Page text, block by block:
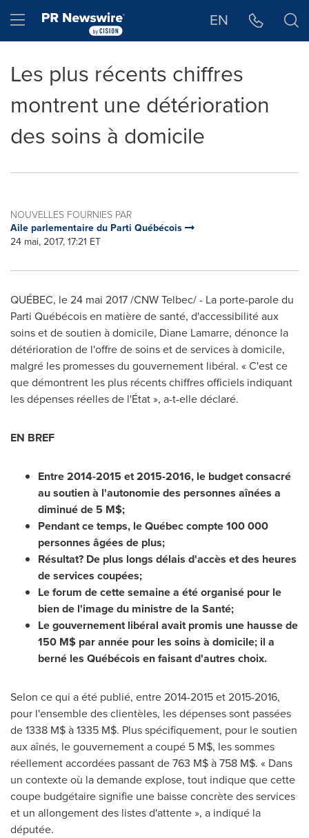
Hamburger menu EN
Les plus récents chiffres
montrent une détérioration
des soins à domicile
NOUVELLES FOURNIES PAR
Aile parlementaire du Parti Québécois
24 mai, 2017, 17:21 ET
QUÉBEC, le 24 mai 2017 /CNW Telbec/ - La porte-parole du
Parti Québécois en matière de santé, d'accessibilité aux
soins et de soutien à domicile, Diane Lamarre, dénonce la
détérioration de l'offre de soins et de services à domicile,
malgré les promesses du gouvernement libéral. « C'est ce
que démontrent les plus récents chiffres officiels indiquant
les dépenses réelles de l'État », a-t-elle déclaré.
EN BREF
Entre 2014-2015 et 2015-2016, le budget consacré
au soutien à l'autonomie des personnes aînées a
diminué de 5 M$;
Pendant ce temps, le Québec compte 100 000
personnes âgées de plus;
Résultat? De plus longs délais d'accès et des heures
de services coupées;
Le forum de cette semaine a été organisé pour le
bien de l'image du ministre de la Santé;
Le gouvernement libéral avait promis une hausse de
150 M$ par année pour les soins à domicile; il a
berné les Québécois en faisant d'autres choix.
Selon ce qui a été publié, entre 2014-2015 et 2015-2016,
pour l'ensemble des clientèles, les dépenses sont passées
de 1338 M$ à 1335 M$. Plus spécifiquement, pour le soutien
aux aînés, le gouvernement a coupé 5 M$, les sommes
réellement accordées passant de 763 M$ à 758 M$. « Dans
un contexte où la demande explose, tout indique que cette
coupe budgétaire signifie une baisse concrète des services
et un allongement des listes d'attente », a indiqué la
députée.